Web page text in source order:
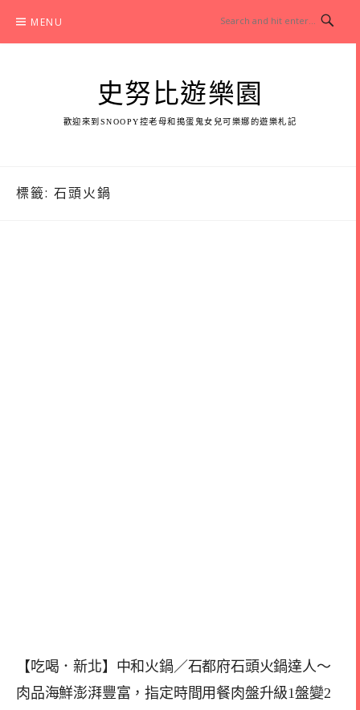
content
MENU
史努比遊樂園
歡迎來到SNOOPY控老母和搗蛋鬼女兒可樂娜的遊樂札記
標籤: 石頭火鍋
【吃喝．新北】中和火鍋／石都府石頭火鍋達人～
肉品海鮮澎湃豐富，指定時間用餐肉盤升級1盤變2